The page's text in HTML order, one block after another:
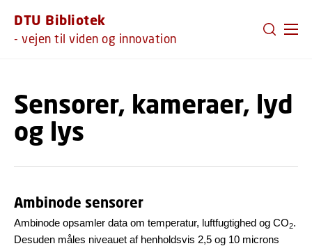
DTU Bibliotek
- vejen til viden og innovation
Sensorer, kameraer, lyd
og lys
Ambinode sensorer
Ambinode opsamler data om temperatur, luftfugtighed og CO2.
Desuden måles niveauet af henholdsvis 2,5 og 10 microns